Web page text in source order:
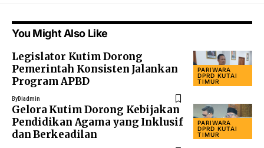
You Might Also Like
PARIWARA
DPRD KUTAI
TIMUR
Legislator Kutim Dorong
Pemerintah Konsisten Jalankan
Program APBD
ByDiadmin
PARIWARA
DPRD KUTAI
TIMUR
Gelora Kutim Dorong Kebijakan
Pendidikan Agama yang Inklusif
dan Berkeadilan